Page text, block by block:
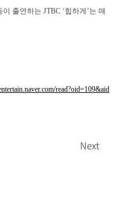
출연하는 JTBC ‘힙하게’는 매
read?oid=109&aid
Next